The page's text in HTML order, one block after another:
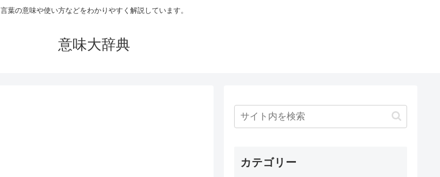
言葉の意味や使い方などをわかりやすく解説しています。
意味大辞典
カテゴリー